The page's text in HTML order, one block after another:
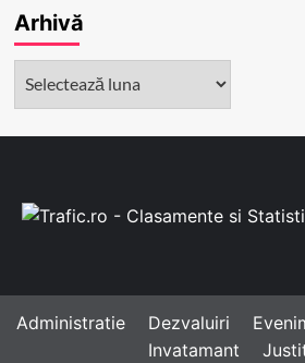
Arhivă
Administratie Dezvaluiri
Invatamant